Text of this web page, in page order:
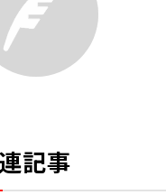
記事